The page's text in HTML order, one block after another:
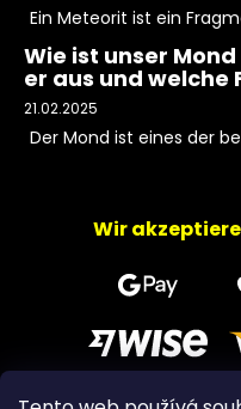
Ein Meteorit ist ein
Wie ist unser
er aus und welche
21.02.2025
Der Mond ist eines der
Wir